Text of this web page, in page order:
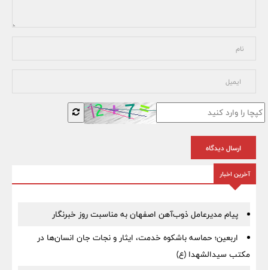
ارسال دیدگاه
آخرین اخبار
پیام مدیرعامل ذوب‌آهن اصفهان به مناسبت روز خبرنگار
اربعین؛ حماسه باشکوه خدمت، ایثار و نجات جان انسان‌ها در
مکتب سیدالشهدا (ع)